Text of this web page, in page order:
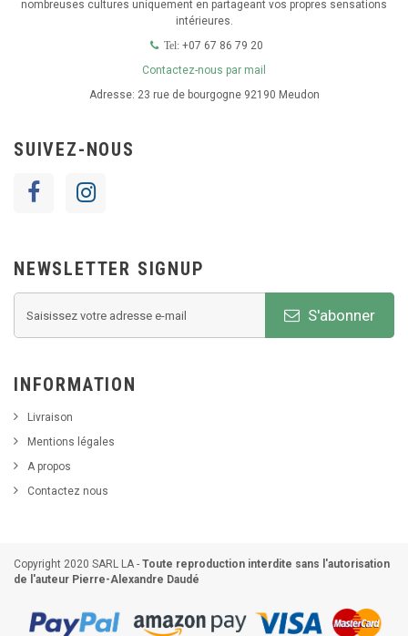
nombreuses cultures uniquement en partageant vos propres sensations
intérieures.
Tel:+07 67 86 79 20
Contactez-nous par mail
Adresse: 23 rue de bourgogne 92190 Meudon
SUIVEZ-NOUS
NEWSLETTER SIGNUP
S'abonner
INFORMATION
Livraison
Mentions légales
A propos
Contactez nous
Copyright 2020 SARL LA - Toute reproduction interdite sans l'autorisation
de l'auteur Pierre-Alexandre Daudé